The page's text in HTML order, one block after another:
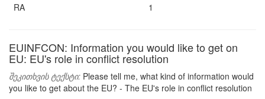
RA
1
EUINFCON: Information you would like to get on
EU: EU's role in conflict resolution
შეკითხვის ტექსტი: Please tell me, what kind of information would
you like to get about the EU? - The EU's role in conflict resolution